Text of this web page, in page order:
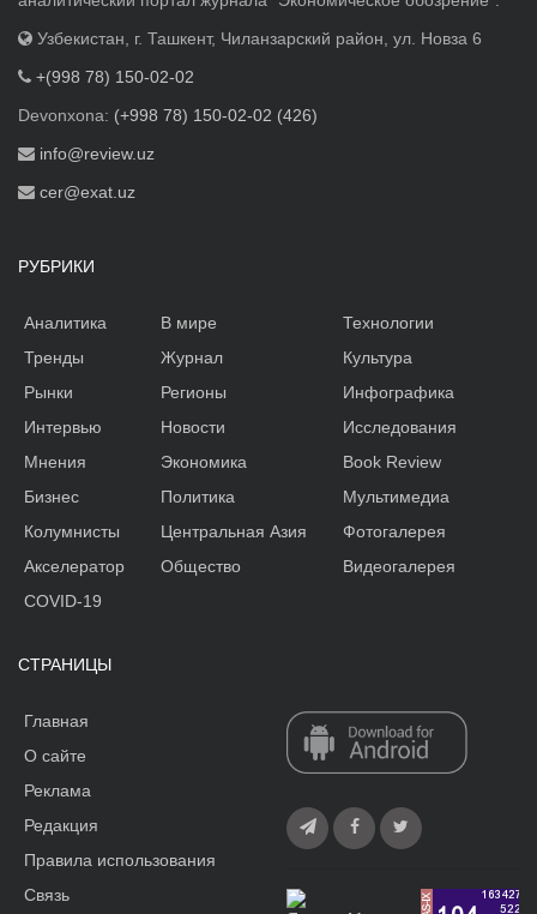
Узбекистан, г. Ташкент, Чиланзарский район, ул. Новза 6
+(998 78) 150-02-02
Devonxona: (+998 78) 150-02-02 (426)
info@review.uz
cer@exat.uz
РУБРИКИ
Аналитика
Тренды
Рынки
Интервью
Мнения
Бизнес
Колумнисты
Акселератор
В мире
Журнал
Регионы
Новости
Экономика
Политика
Центральная Азия
Общество
Технологии
Культура
Инфографика
Исследования
Book Review
Мультимедиа
Фотогалерея
Видеогалерея
COVID-19
СТРАНИЦЫ
Главная
О сайте
Реклама
Редакция
Правила использования
Связь